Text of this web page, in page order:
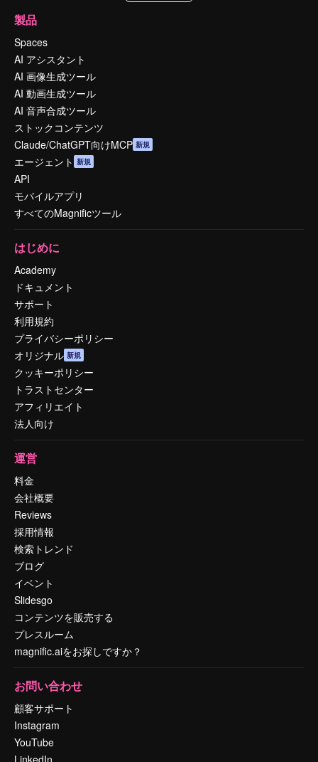
製品
Spaces
AI アシスタント
AI 画像生成ツール
AI 動画生成ツール
AI 音声合成ツール
ストックコンテンツ
Claude/ChatGPT向けMCP 新規
エージェント 新規
API
モバイルアプリ
すべてのMagnificツール
はじめに
Academy
ドキュメント
サポート
利用規約
プライバシーポリシー
オリジナル 新規
クッキーポリシー
トラストセンター
アフィリエイト
法人向け
運営
料金
会社概要
Reviews
採用情報
検索トレンド
ブログ
イベント
Slidesgo
コンテンツを販売する
プレスルーム
magnific.aiをお探しですか？
お問い合わせ
顧客サポート
Instagram
YouTube
LinkedIn